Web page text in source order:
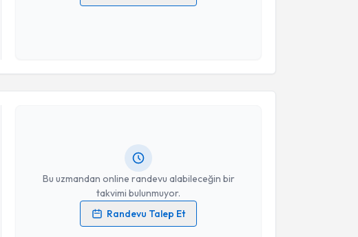
Kişisel verilerimin işlenmesine ilişkinAydınlatma Metni
Takvim Talebini Gönder
Bu uzmandan online randevu alabileceğin bir
takvimi bulunmuyor.
Randevu Talep Et
Randevu Takvimi Talebi
Prof. Dr. Hasan Herken
Kişisel verilerimin işlenmesine ilişkinAydınlatma Metni